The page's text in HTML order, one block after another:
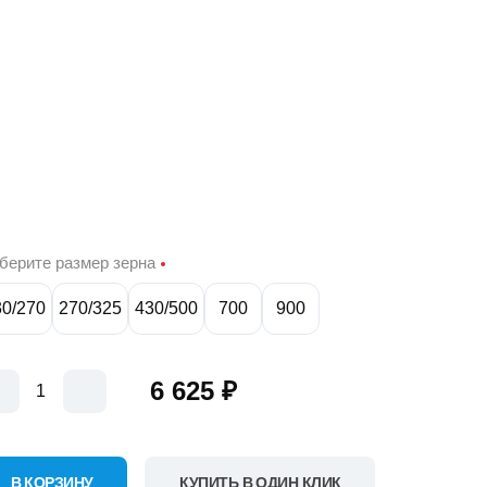
размер зерна
270 270/325 430/500 700 900
6 625 ₽
В КОРЗИНУ КУПИТЬ В ОДИН КЛИК